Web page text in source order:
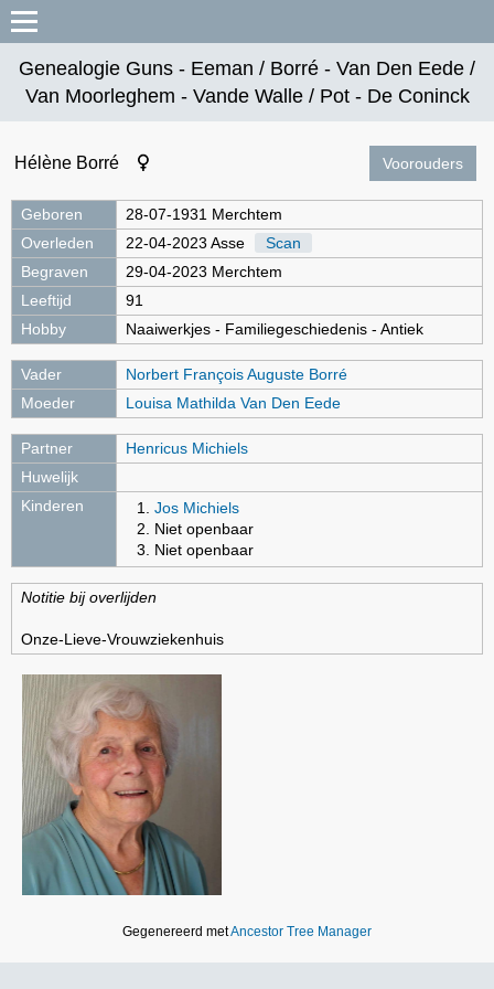
Genealogie Guns - Eeman / Borré - Van Den Eede /
Van Moorleghem - Vande Walle / Pot - De Coninck
Hélène Borré Voorouders
Geboren
28-07-1931 Merchtem
Overleden
22-04-2023 Asse
Scan
Begraven
29-04-2023 Merchtem
Leeftijd
91
Hobby
Naaiwerkjes - Familiegeschiedenis - Antiek
Vader
Norbert François Auguste Borré
Moeder
Louisa Mathilda Van Den Eede
Partner
Henricus Michiels
Huwelijk
Kinderen
Jos Michiels
Niet openbaar
Niet openbaar
Notitie bij overlijden
Onze-Lieve-Vrouwziekenhuis
Gegenereerd metAncestor Tree Manager